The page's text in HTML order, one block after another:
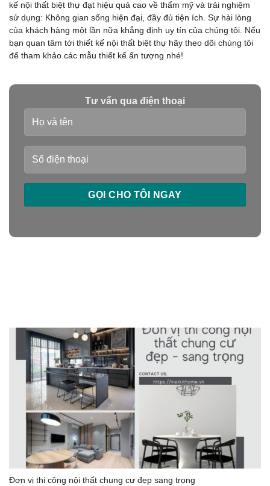
kế nội thất biệt thự đạt hiệu quả cao về thẩm mỹ và trải nghiệm
sử dụng: Không gian sống hiện đại, đầy đủ tiện ích. Sự hài lòng
của khách hàng một lần nữa khẳng định uy tín của chúng tôi. Nếu
bạn quan tâm tới thiết kế nội thất biệt thự hãy theo dõi chúng tôi
để tham khảo các mẫu thiết kế ấn tượng nhé!
Tư vấn qua điện thoại
Đơn vị thi công nội thất chung cư đẹp sang trọng